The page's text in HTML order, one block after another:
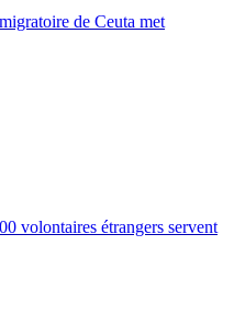
de Ceuta met
volontaires étrangers servent